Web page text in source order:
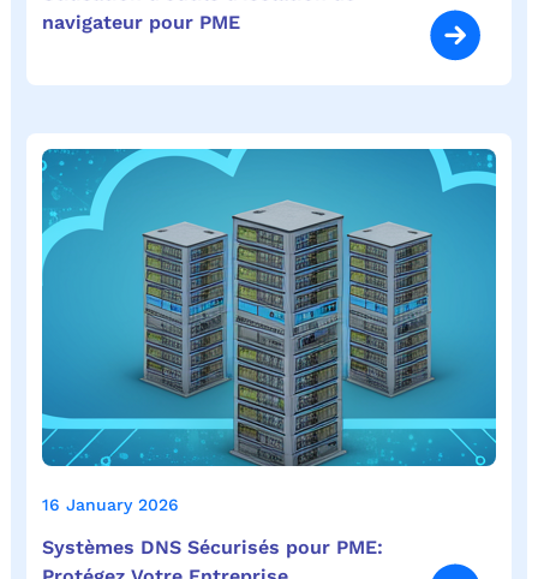
navigateur pour PME
16 January 2026
Systèmes DNS Sécurisés pour PME: